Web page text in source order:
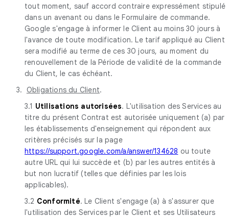
tout moment, sauf accord contraire expressément stipulé
dans un avenant ou dans le Formulaire de commande.
Google s'engage à informer le Client au moins 30 jours à
l'avance de toute modification. Le tarif appliqué au Client
sera modifié au terme de ces 30 jours, au moment du
renouvellement de la Période de validité de la commande
du Client, le cas échéant.
3. Obligations du Client.
3.1 Utilisations autorisées. L'utilisation des Services au
titre du présent Contrat est autorisée uniquement (a) par
les établissements d'enseignement qui répondent aux
critères précisés sur la page
https://support.google.com/a/answer/134628 ou toute
autre URL qui lui succède et (b) par les autres entités à
but non lucratif (telles que définies par les lois
applicables).
3.2 Conformité. Le Client s'engage (a) à s'assurer que
l'utilisation des Services par le Client et ses Utilisateurs